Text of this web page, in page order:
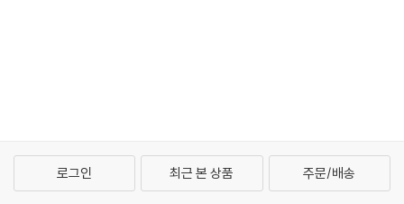
로그인 최근 본 상품 주문/배송